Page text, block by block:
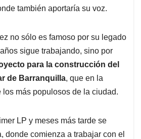
también aportaría su voz.
no sólo es famoso por su legado
sigue trabajando, sino por
para la construcción del
de Barranquilla, que en la
más populosos de la ciudad.
LP y meses más tarde se
donde comienza a trabajar con el